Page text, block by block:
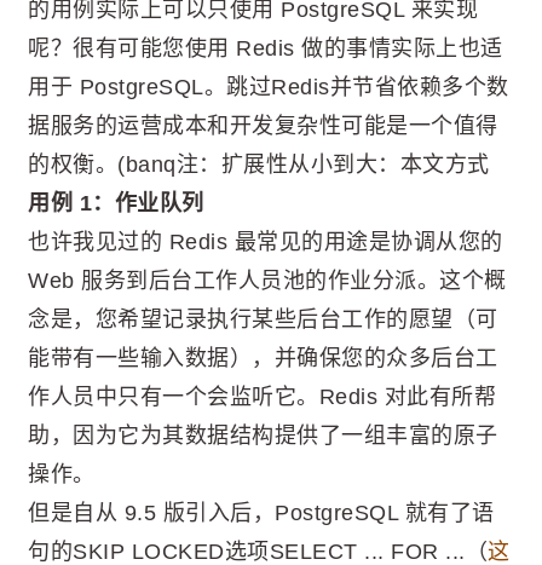
的用例实际上可以只使用 PostgreSQL 来实现
呢？很有可能您使用 Redis 做的事情实际上也适
用于 PostgreSQL。跳过Redis并节省依赖多个数
据服务的运营成本和开发复杂性可能是一个值得
的权衡。(banq注：扩展性从小到大：本文方式
用例 1：作业队列
也许我见过的 Redis 最常见的用途是协调从您的
Web 服务到后台工作人员池的作业分派。这个概
念是，您希望记录执行某些后台工作的愿望（可
能带有一些输入数据），并确保您的众多后台工
作人员中只有一个会监听它。Redis 对此有所帮
助，因为它为其数据结构提供了一组丰富的原子
操作。
但是自从 9.5 版引入后，PostgreSQL 就有了语
句的SKIP LOCKED选项SELECT ... FOR ...（这